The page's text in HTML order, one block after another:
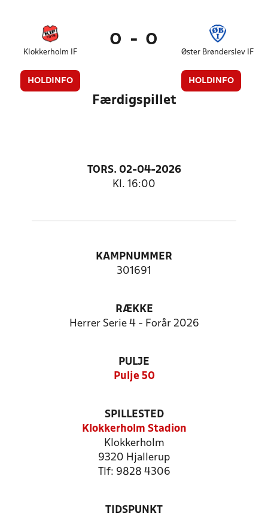
Klokkerholm IF
HOLDINFO
0 - 0
Øster Brønderslev IF
HOLDINFO
Færdigspillet
TORS. 02-04-2026
Kl. 16:00
KAMPNUMMER
301691
RÆKKE
Herrer Serie 4 - Forår 2026
PULJE
Pulje 50
SPILLESTED
Klokkerholm Stadion
Klokkerholm
9320 Hjallerup
Tlf: 9828 4306
TIDSPUNKT